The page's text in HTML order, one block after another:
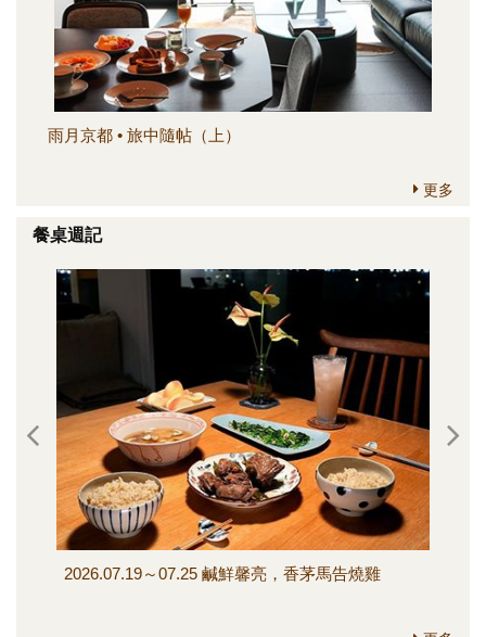
訂閱電子報
雨月京都 • 旅中隨帖（上）
更多
餐桌週記
2026.07.19～07.25 鹹鮮馨亮，香茅馬告燒雞